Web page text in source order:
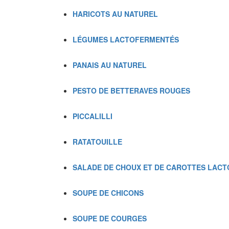
HARICOTS AU NATUREL
LÉGUMES LACTOFERMENTÉS
PANAIS AU NATUREL
PESTO DE BETTERAVES ROUGES
PICCALILLI
RATATOUILLE
SALADE DE CHOUX ET DE CAROTTES
SOUPE DE CHICONS
SOUPE DE COURGES